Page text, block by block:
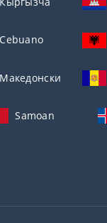
Cebuano
Македонски
Samoan